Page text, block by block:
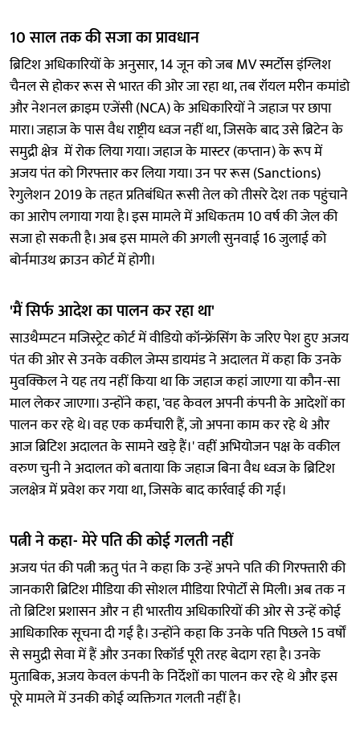
10 साल तक की सजा का प्रावधान
ब्रिटिश अधिकारियों के अनुसार, 14 जून को जब MV स्मर्टोस इंग्लिश
चैनल से होकर रूस से भारत की ओर जा रहा था, तब रॉयल मरीन कमांडो
और नेशनल क्राइम एजेंसी (NCA) के अधिकारियों ने जहाज पर छापा
मारा। जहाज के पास वैध राष्ट्रीय ध्वज नहीं था, जिसके बाद उसे ब्रिटेन के
समुद्री क्षेत्र में रोक लिया गया। जहाज के मास्टर (कप्तान) के रूप में
अजय पंत को गिरफ्तार कर लिया गया। उन पर रूस (Sanctions)
रेगुलेशन 2019 के तहत प्रतिबंधित रूसी तेल को तीसरे देश तक पहुंचाने
का आरोप लगाया गया है। इस मामले में अधिकतम 10 वर्ष की जेल की
सजा हो सकती है। अब इस मामले की अगली सुनवाई 16 जुलाई को
बोर्नमाउथ क्राउन कोर्ट में होगी।
'मैं सिर्फ आदेश का पालन कर रहा था'
साउथैम्पटन मजिस्ट्रेट कोर्ट में वीडियो कॉन्फ्रेंसिंग के जरिए पेश हुए अजय
पंत की ओर से उनके वकील जेम्स डायमंड ने अदालत में कहा कि उनके
मुवक्किल ने यह तय नहीं किया था कि जहाज कहां जाएगा या कौन-सा
माल लेकर जाएगा। उन्होंने कहा, 'वह केवल अपनी कंपनी के आदेशों का
पालन कर रहे थे। वह एक कर्मचारी हैं, जो अपना काम कर रहे थे और
आज ब्रिटिश अदालत के सामने खड़े हैं।' वहीं अभियोजन पक्ष के वकील
वरुण चुनी ने अदालत को बताया कि जहाज बिना वैध ध्वज के ब्रिटिश
जलक्षेत्र में प्रवेश कर गया था, जिसके बाद कार्रवाई की गई।
पत्नी ने कहा- मेरे पति की कोई गलती नहीं
अजय पंत की पत्नी ऋतु पंत ने कहा कि उन्हें अपने पति की गिरफ्तारी की
जानकारी ब्रिटिश मीडिया की सोशल मीडिया रिपोर्टों से मिली। अब तक न
तो ब्रिटिश प्रशासन और न ही भारतीय अधिकारियों की ओर से उन्हें कोई
आधिकारिक सूचना दी गई है। उन्होंने कहा कि उनके पति पिछले 15 वर्षों
से समुद्री सेवा में हैं और उनका रिकॉर्ड पूरी तरह बेदाग रहा है। उनके
मुताबिक, अजय केवल कंपनी के निर्देशों का पालन कर रहे थे और इस
पूरे मामले में उनकी कोई व्यक्तिगत गलती नहीं है।